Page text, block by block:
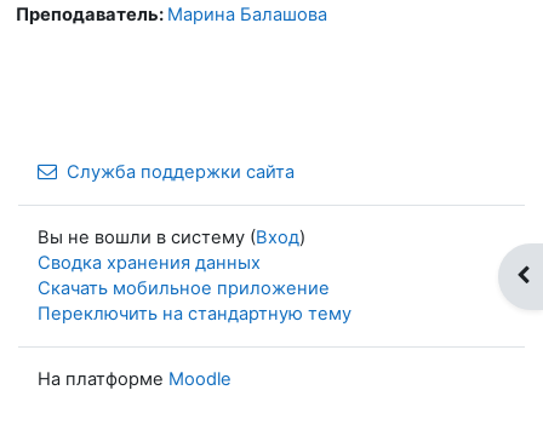
Преподаватель: Марина Балашова
Служба поддержки сайта
Вы не вошли в систему (Вход)
Сводка хранения данных
Скачать мобильное приложение
Переключить на стандартную тему
На платформе Moodle